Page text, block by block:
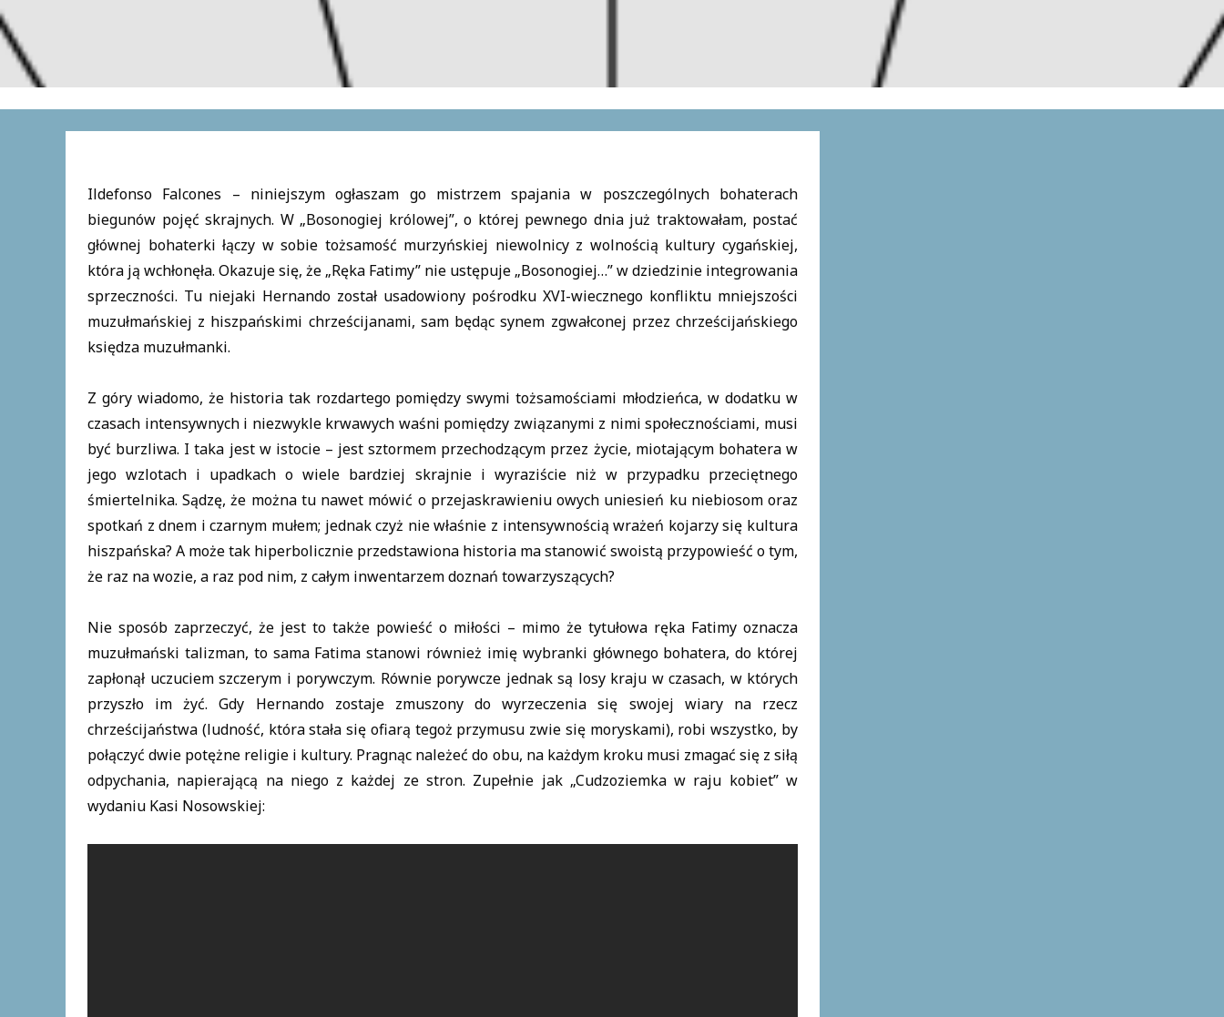
Ildefonso Falcones – niniejszym ogłaszam go mistrzem spajania w poszczególnych bohaterach
biegunów pojęć skrajnych. W „Bosonogiej królowej”, o której pewnego dnia już traktowałam, postać
głównej bohaterki łączy w sobie tożsamość murzyńskiej niewolnicy z wolnością kultury cygańskiej,
która ją wchłonęła. Okazuje się, że „Ręka Fatimy” nie ustępuje „Bosonogiej…” w dziedzinie integrowania
sprzeczności. Tu niejaki Hernando został usadowiony pośrodku XVI-wiecznego konfliktu mniejszości
muzułmańskiej z hiszpańskimi chrześcijanami, sam będąc synem zgwałconej przez chrześcijańskiego
księdza muzułmanki.
Z góry wiadomo, że historia tak rozdartego pomiędzy swymi tożsamościami młodzieńca, w dodatku w
czasach intensywnych i niezwykle krwawych waśni pomiędzy związanymi z nimi społecznościami, musi
być burzliwa. I taka jest w istocie – jest sztormem przechodzącym przez życie, miotającym bohatera w
jego wzlotach i upadkach o wiele bardziej skrajnie i wyraziście niż w przypadku przeciętnego
śmiertelnika. Sądzę, że można tu nawet mówić o przejaskrawieniu owych uniesień ku niebiosom oraz
spotkań z dnem i czarnym mułem; jednak czyż nie właśnie z intensywnością wrażeń kojarzy się kultura
hiszpańska? A może tak hiperbolicznie przedstawiona historia ma stanowić swoistą przypowieść o tym,
że raz na wozie, a raz pod nim, z całym inwentarzem doznań towarzyszących?
Nie sposób zaprzeczyć, że jest to także powieść o miłości – mimo że tytułowa ręka Fatimy oznacza
muzułmański talizman, to sama Fatima stanowi również imię wybranki głównego bohatera, do której
zapłonął uczuciem szczerym i porywczym. Równie porywcze jednak są losy kraju w czasach, w których
przyszło im żyć. Gdy Hernando zostaje zmuszony do wyrzeczenia się swojej wiary na rzecz
chrześcijaństwa (ludność, która stała się ofiarą tegoż przymusu zwie się moryskami), robi wszystko, by
połączyć dwie potężne religie i kultury. Pragnąc należeć do obu, na każdym kroku musi zmagać się z siłą
odpychania, napierającą na niego z każdej ze stron. Zupełnie jak „Cudzoziemka w raju kobiet” w
wydaniu Kasi Nosowskiej: